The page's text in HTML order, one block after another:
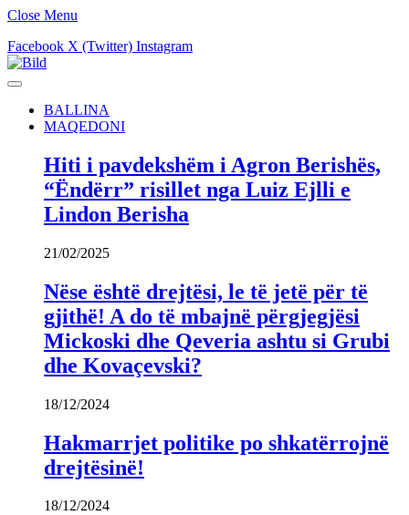
Close Menu
Facebook X (Twitter) Instagram
BALLINA
MAQEDONI
Hiti i pavdekshëm i Agron Berishës,
“Ëndërr” risillet nga Luiz Ejlli e
Lindon Berisha
21/02/2025
Nëse është drejtësi, le të jetë për të
gjithë! A do të mbajnë përgjegjësi
Mickoski dhe Qeveria ashtu si Grubi
dhe Kovaçevski?
18/12/2024
Hakmarrjet politike po shkatërrojnë
drejtësinë!
18/12/2024